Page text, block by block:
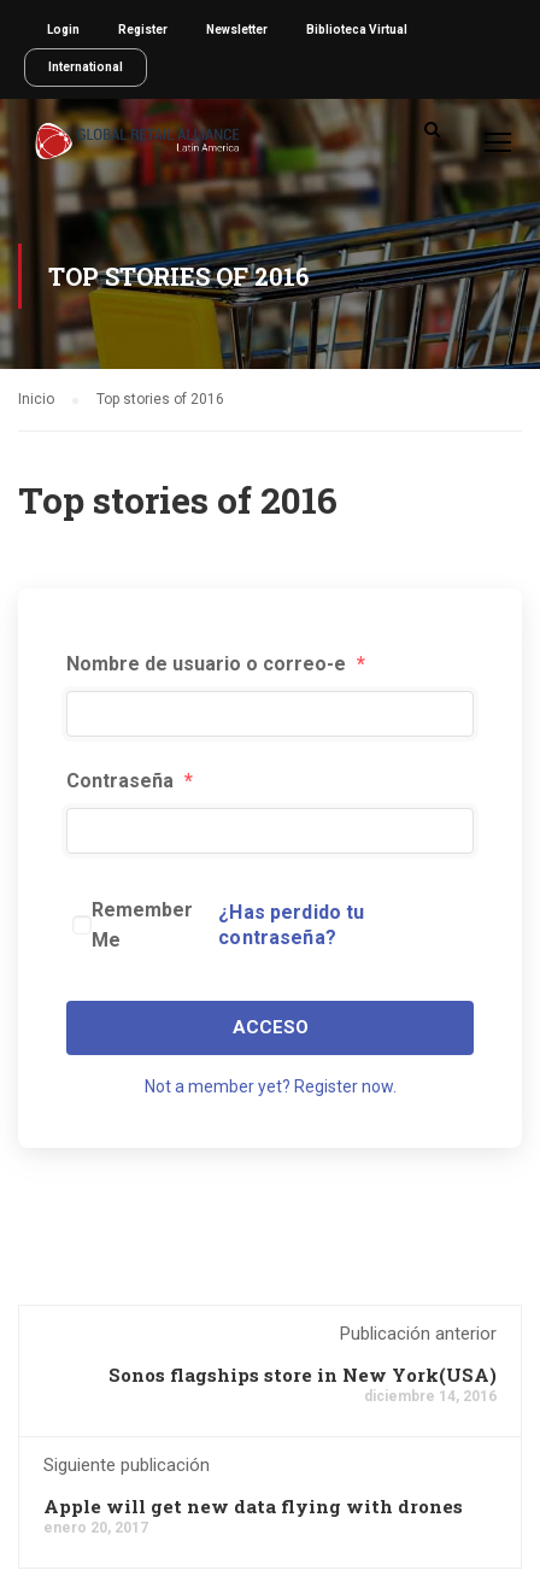
Login Register Newsletter Biblioteca Virtual
International
TOP STORIES OF 2016
Inicio Top stories of 2016
Top stories of 2016
Nombre de usuario o correo-e *
Contraseña *
Remember
Me
¿Has perdido tu
contraseña?
ACCESO
Not a member yet? Register now.
Publicación anterior
Sonos flagships store in New York(USA)
diciembre 14, 2016
Siguiente publicación
Apple will get new data flying with drones
enero 20, 2017